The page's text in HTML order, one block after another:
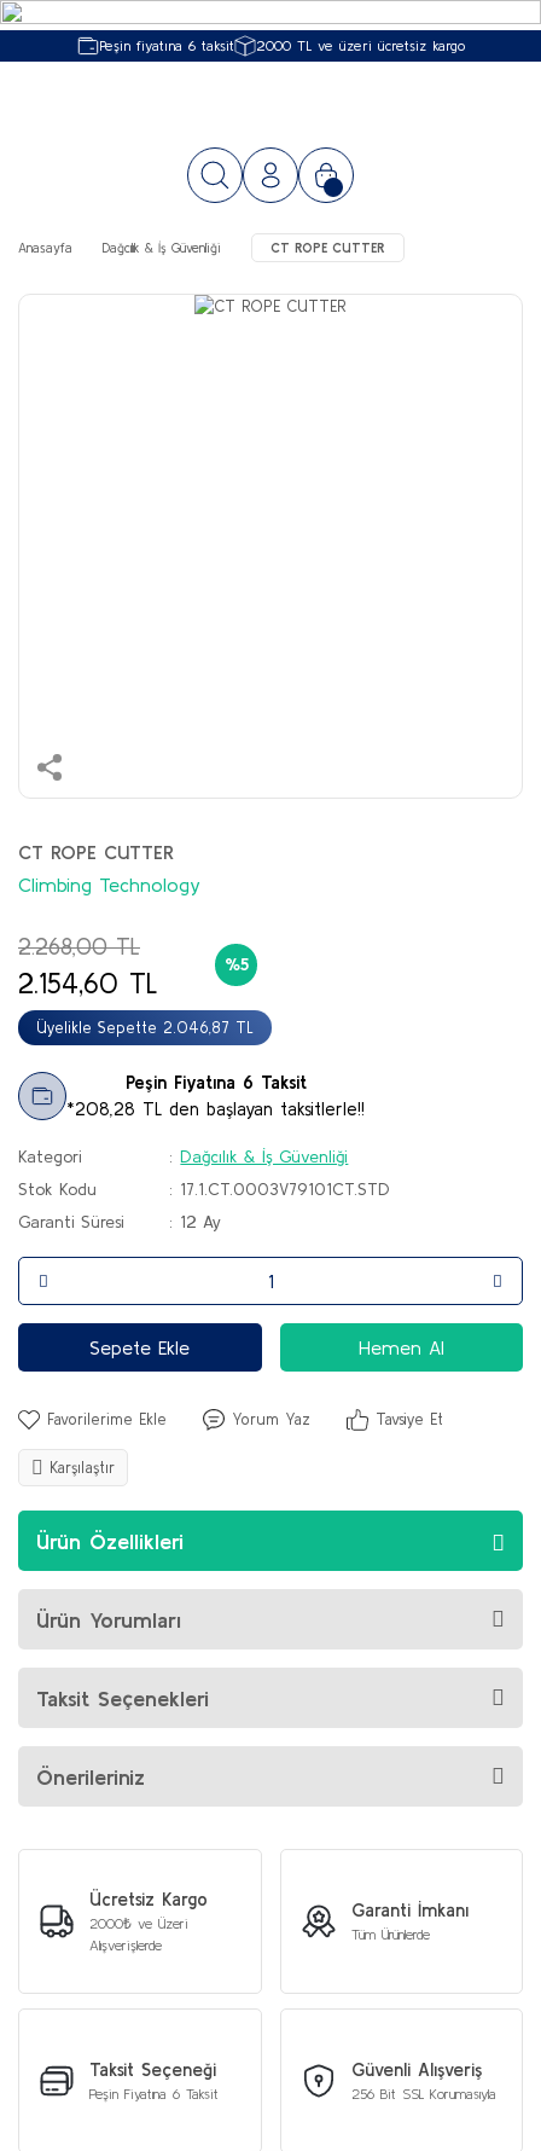
Peşin fiyatına 6 taksit 2000 TL ve üzeri ücretsiz kargo
Anasayfa Dağcılık & İş Güvenliği CT ROPE CUTTER
CT ROPE CUTTER
Climbing Technology
2.268,00 TL
2.154,60 TL
Üyelikle Sepette 2.046,87 TL
%5
Peşin Fiyatına 6 Taksit
*208,28 TL den başlayan taksitlerle!!
Kategori
Dağcılık & İş Güvenliği
Stok Kodu
17.1.CT.0003V79101CT.STD
Garanti Süresi
12 Ay
Sepete Ekle Hemen Al
Yorum Yaz Tavsiye Et
Karşılaştır
Ürün Özellikleri
Ürün Yorumları
Taksit Seçenekleri
Önerileriniz
Ücretsiz Kargo
2000₺ ve Üzeri
Alışverişlerde
Garanti İmkanı
Tüm Ürünlerde
Taksit Seçeneği
Peşin Fiyatına 6 Taksit
Güvenli Alışveriş
256 Bit SSL Korumasıyla